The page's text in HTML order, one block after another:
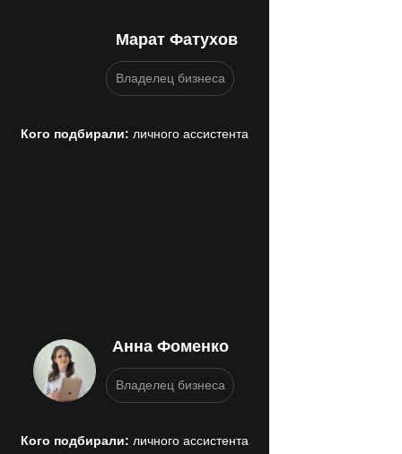
Кого подбирали: личного ассистента
Владелец бизнеса
Марат Фатухов
Кого подбирали: личного ассистента
Владелец бизнеса
Анна Фоменко